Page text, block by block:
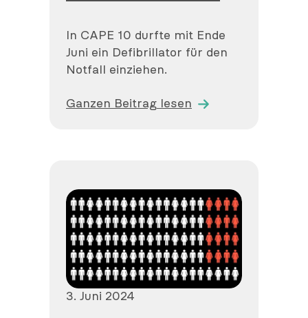
In CAPE 10 durfte mit Ende
Juni ein Defibrillator für den
Notfall einziehen.
Ganzen Beitrag lesen
Veröffentlicht
3. Juni 2024